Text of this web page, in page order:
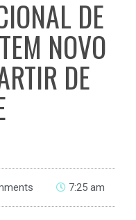
DE
NOVO
DE
7:25 am